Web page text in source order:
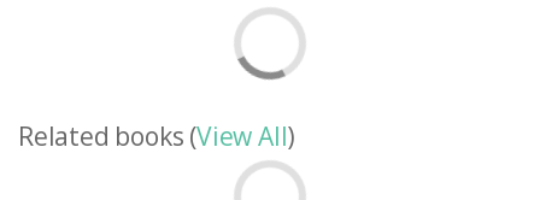
Related books (View All)